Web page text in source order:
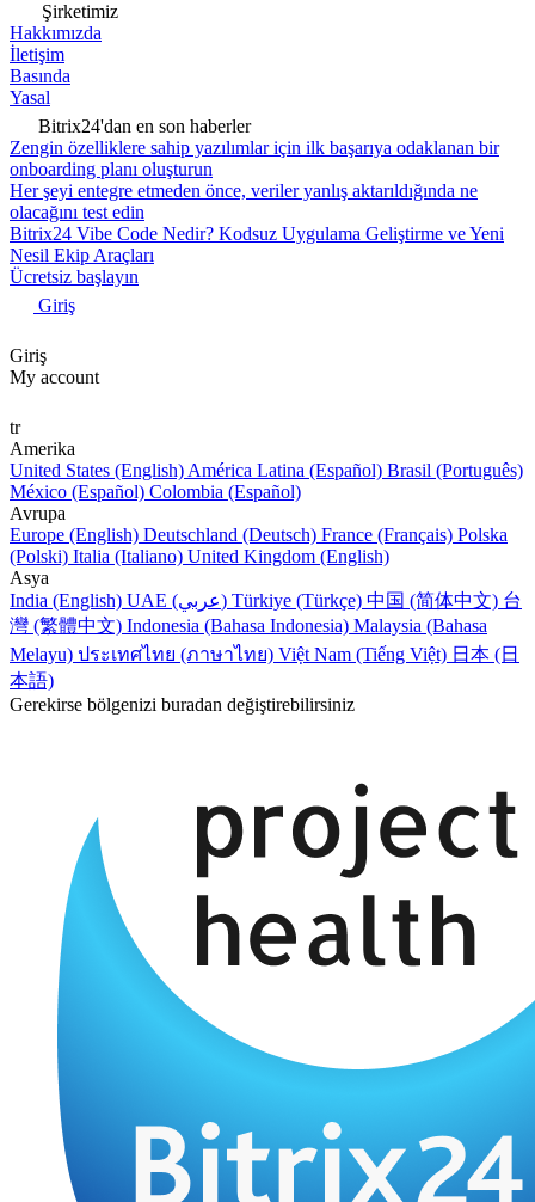
Şirketimiz
Hakkımızda
İletişim
Basında
Yasal
Bitrix24'dan en son haberler
Zengin özelliklere sahip yazılımlar için ilk başarıya odaklanan bir
onboarding planı oluşturun
Her şeyi entegre etmeden önce, veriler yanlış aktarıldığında ne
olacağını test edin
Bitrix24 Vibe Code Nedir? Kodsuz Uygulama Geliştirme ve Yeni
Nesil Ekip Araçları
Ücretsiz başlayın
Giriş
Giriş
My account
tr
Amerika
United States (English) América Latina (Español) Brasil (Português)
México (Español) Colombia (Español)
Avrupa
Europe (English) Deutschland (Deutsch) France (Français) Polska
(Polski) Italia (Italiano) United Kingdom (English)
Asya
India (English)
UAE (عربي) Türkiye (Türkçe) 中国 (简体中文) 台
灣 (繁體中文) Indonesia (Bahasa Indonesia) Malaysia (Bahasa
Melayu) ประเทศไทย (ภาษาไทย) Việt Nam (Tiếng Việt) 日本 (日
本語)
Gerekirse bölgenizi buradan değiştirebilirsiniz